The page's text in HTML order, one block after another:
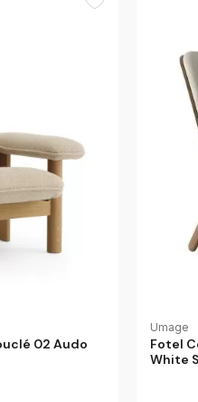
02 Audo
Umage
Fotel
White